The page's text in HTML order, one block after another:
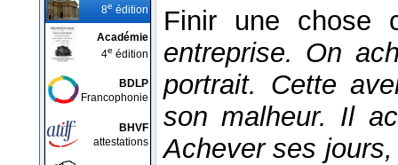
8e édition
Académie
4e édition
BDLP
Francophonie
BHVF
attestations
Finir une chose
entreprise. On
portrait. Cette
son malheur. Il
Achever ses